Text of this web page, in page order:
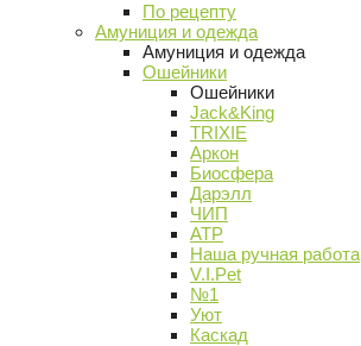
По рецепту
Амуниция и одежда
Амуниция и одежда
Ошейники
Ошейники
Jack&King
TRIXIE
Аркон
Биосфера
Дарэлл
ЧИП
АТР
Наша ручная работа
V.I.Pet
№1
Уют
Каскад